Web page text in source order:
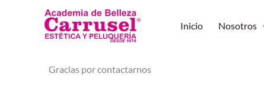
Inicio Nosotros
Gracias por contactarnos